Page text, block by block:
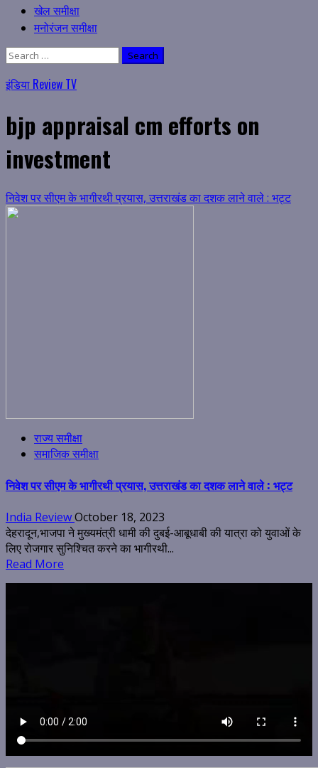
खेल समीक्षा
मनोरंजन समीक्षा
Search
इंडिया Review TV
bjp appraisal cm efforts on
investment
निवेश पर सीएम के भागीरथी प्रयास, उत्तराखंड का दशक लाने वाले : भट्ट
राज्य समीक्षा
समाजिक समीक्षा
निवेश पर सीएम के भागीरथी प्रयास, उत्तराखंड का दशक लाने वाले : भट्ट
India ReviewOctober 18, 2023
देहरादून,भाजपा ने मुख्यमंत्री धामी की दुबई-आबूधाबी की यात्रा को युवाओं के
लिए रोजगार सुनिश्चित करने का भागीरथी...
Read More